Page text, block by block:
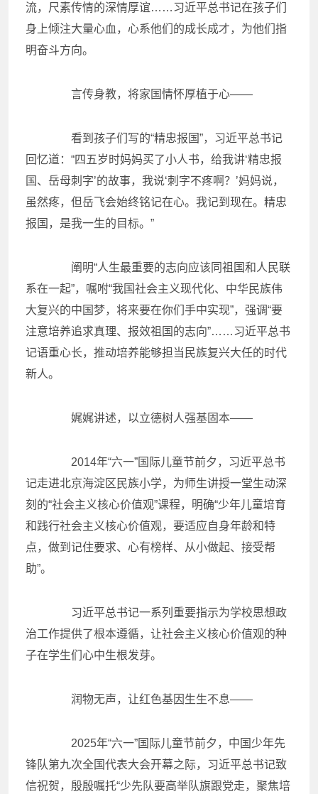
流，尺素传情的深情厚谊……习近平总书记在孩子们
身上倾注大量心血，心系他们的成长成才，为他们指
明奋斗方向。
言传身教，将家国情怀厚植于心——
看到孩子们写的“精忠报国”，习近平总书记
回忆道：“四五岁时妈妈买了小人书，给我讲‘精忠报
国、岳母刺字’的故事，我说‘刺字不疼啊？’妈妈说，
虽然疼，但岳飞会始终铭记在心。我记到现在。精忠
报国，是我一生的目标。”
阐明“人生最重要的志向应该同祖国和人民联
系在一起”，嘱咐“我国社会主义现代化、中华民族伟
大复兴的中国梦，将来要在你们手中实现”，强调“要
注意培养追求真理、报效祖国的志向”……习近平总书
记语重心长，推动培养能够担当民族复兴大任的时代
新人。
娓娓讲述，以立德树人强基固本——
2014年“六一”国际儿童节前夕，习近平总书
记走进北京海淀区民族小学，为师生讲授一堂生动深
刻的“社会主义核心价值观”课程，明确“少年儿童培育
和践行社会主义核心价值观，要适应自身年龄和特
点，做到记住要求、心有榜样、从小做起、接受帮
助”。
习近平总书记一系列重要指示为学校思想政
治工作提供了根本遵循，让社会主义核心价值观的种
子在学生们心中生根发芽。
润物无声，让红色基因生生不息——
2025年“六一”国际儿童节前夕，中国少年先
锋队第九次全国代表大会开幕之际，习近平总书记致
信祝贺，殷殷嘱托“少先队要高举队旗跟党走，聚焦培